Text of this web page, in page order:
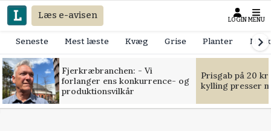
Læs e-avisen LOGIN MENU
Seneste Mest læste Kvæg Grise Planter
Fjerkræbranchen: - Vi
forlanger ens konkurrence- og
produktionsvilkår
Prisgab på 20
kylling presser